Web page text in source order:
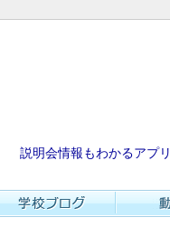
説明会情報もわかるアプリ